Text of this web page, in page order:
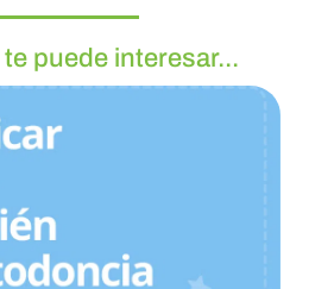
puede interesar...